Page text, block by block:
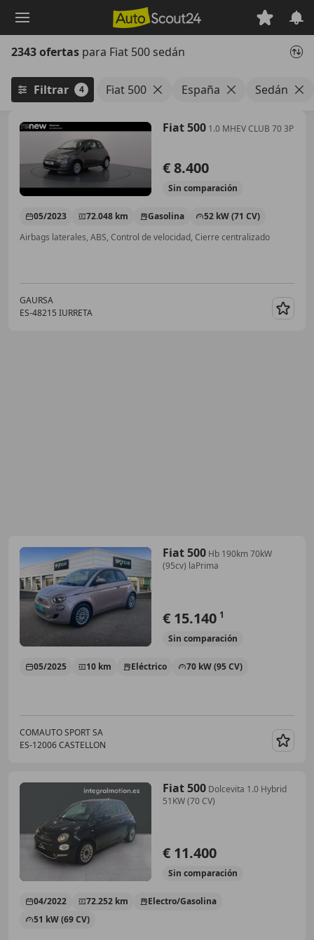
principal
2343 ofertas para Fiat 500 sedán
Filtrar 4 Fiat 500 España Sedán
Fiat 500 1.0 MHEV CLUB 70 3P
€ 8.400
Sin comparación
05/2023 72.048 km Gasolina
52 kW (71 CV)
Airbags laterales, ABS, Control de velocidad, Cierre centralizado
GAURSA
ES-48215 IURRETA
Fiat 500 Hb 190km 70kW
(95cv) laPrima
€ 15.140 1
Sin comparación
05/2025 10 km Eléctrico 70 kW (95 CV)
COMAUTO SPORT SA
ES-12006 CASTELLON
Fiat 500 Dolcevita 1.0 Hybrid
51KW (70 CV)
€ 11.400
Sin comparación
04/2022 72.252 km
Electro/Gasolina
51 kW (69 CV)